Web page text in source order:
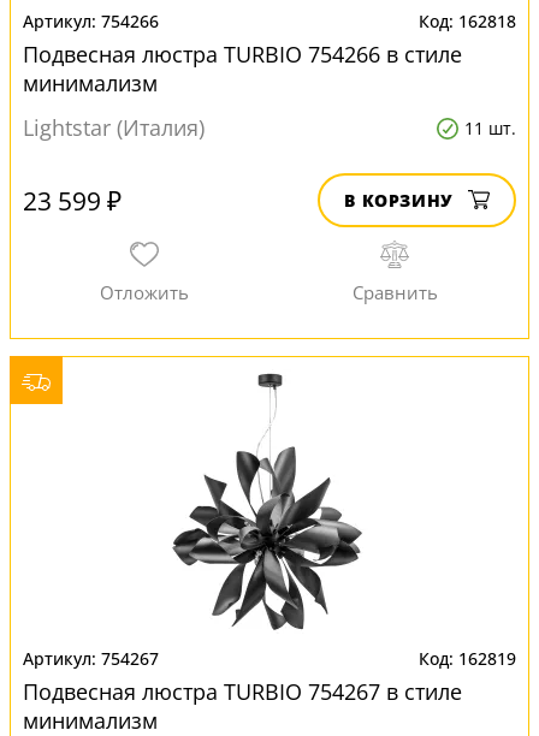
754266 162818
Подвесная люстра TURBIO 754266 в стиле
минимализм
Lightstar (Италия)
11 шт.
23 599 ₽ В КОРЗИНУ
754267 162819
Подвесная люстра TURBIO 754267 в стиле
минимализм